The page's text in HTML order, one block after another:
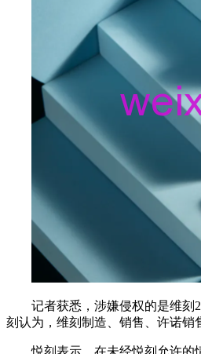
记者获悉，涉嫌侵权的是维刻
刻认为，维刻制造、销售、许诺销